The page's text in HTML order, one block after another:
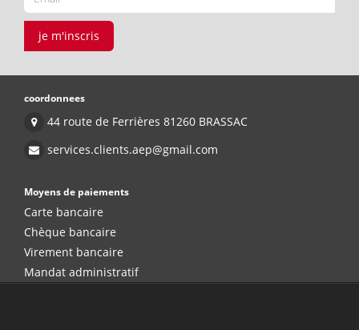
je m'inscris
coordonnees
44 route de Ferrières 81260 BRASSAC
services.clients.aep@gmail.com
Moyens de paiements
Carte bancaire
Chèque bancaire
Virement bancaire
Mandat administratif